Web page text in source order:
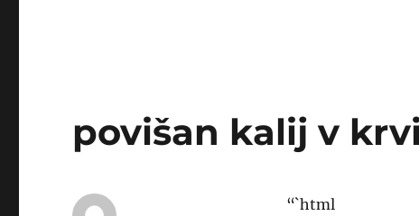
povišan kalij v krvi
“`html